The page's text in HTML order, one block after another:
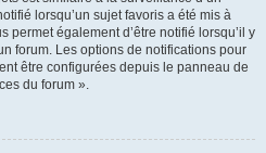
lorsqu’un sujet favoris a été mis à
permet également d’être notifié lorsqu’il y
forum. Les options de notifications pour
être configurées depuis le panneau de
du forum ».